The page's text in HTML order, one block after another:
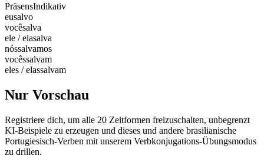
PräsensIndikativ
eusalvo
vocêsalva
ele / elasalva
nóssalvamos
vocêssalvam
eles / elassalvam
Nur Vorschau
Registriere dich, um alle 20 Zeitformen freizuschalten, unbegrenzt
KI-Beispiele zu erzeugen und dieses und andere brasilianische
Portugiesisch-Verben mit unserem Verbkonjugations-Übungsmodus
zu drillen.